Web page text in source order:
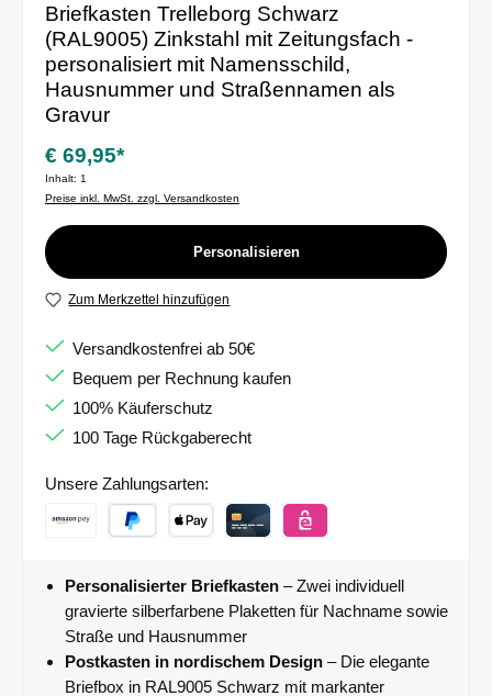
Briefkasten Trelleborg Schwarz
(RAL9005) Zinkstahl mit Zeitungsfach -
personalisiert mit Namensschild,
Hausnummer und Straßennamen als
Gravur
€ 69,95*
Inhalt: 1
Preise inkl. MwSt. zzgl. Versandkosten
Personalisieren
Zum Merkzettel hinzufügen
Versandkostenfrei ab 50€
Bequem per Rechnung kaufen
100% Käuferschutz
100 Tage Rückgaberecht
Unsere Zahlungsarten:
Personalisierter Briefkasten – Zwei individuell
gravierte silberfarbene Plaketten für Nachname sowie
Straße und Hausnummer
Postkasten in nordischem Design – Die elegante
Briefbox in RAL9005 Schwarz mit markanter